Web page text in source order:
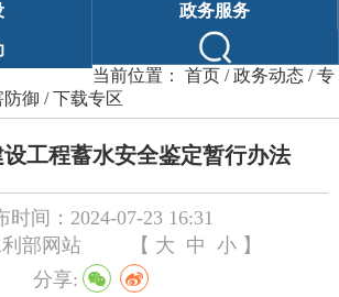
政务服务
当前位置： 首页 /政务动态 /专
防御 /下载专区
工程蓄水安全鉴定暂行办法
时间：2024-07-23 16:31
部网站
【 大 中 小 】
分享: